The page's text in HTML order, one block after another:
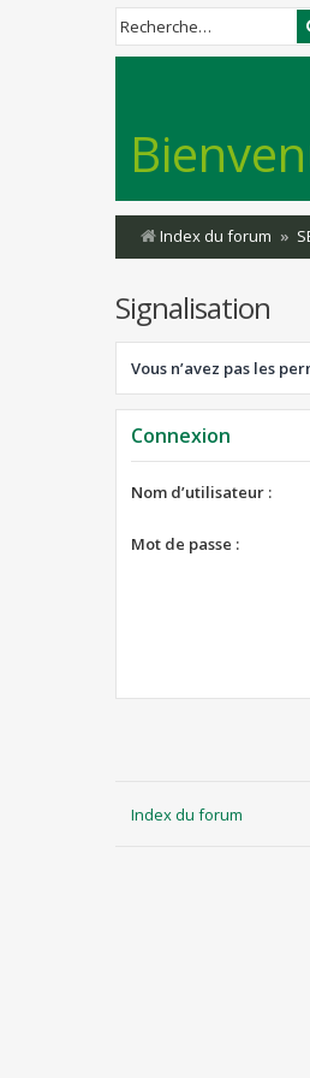
Index du forum
Signalisation
Vous n’avez pas les
Connexion
Nom d’utilisateur :
Mot de passe :
Index du forum